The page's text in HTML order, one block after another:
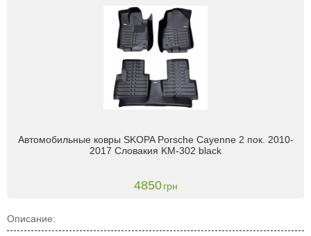
Автомобильные ковры SKOPA Porsche Cayenne 2 пок. 2010-
2017 Словакия KM-302 black
4850 грн
Описание: